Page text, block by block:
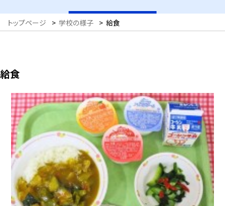
トップページ > 学校の様子 > 給食
給食